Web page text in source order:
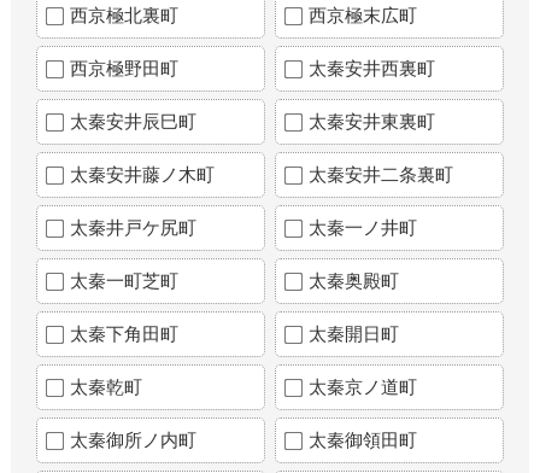
西京極北裏町 西京極末広町
西京極野田町 太秦安井西裏町
太秦安井辰巳町 太秦安井東裏町
太秦安井藤ノ木町 太秦安井二条裏町
太秦井戸ケ尻町 太秦一ノ井町
太秦一町芝町 太秦奥殿町
太秦下角田町 太秦開日町
太秦乾町 太秦京ノ道町
太秦御所ノ内町 太秦御領田町